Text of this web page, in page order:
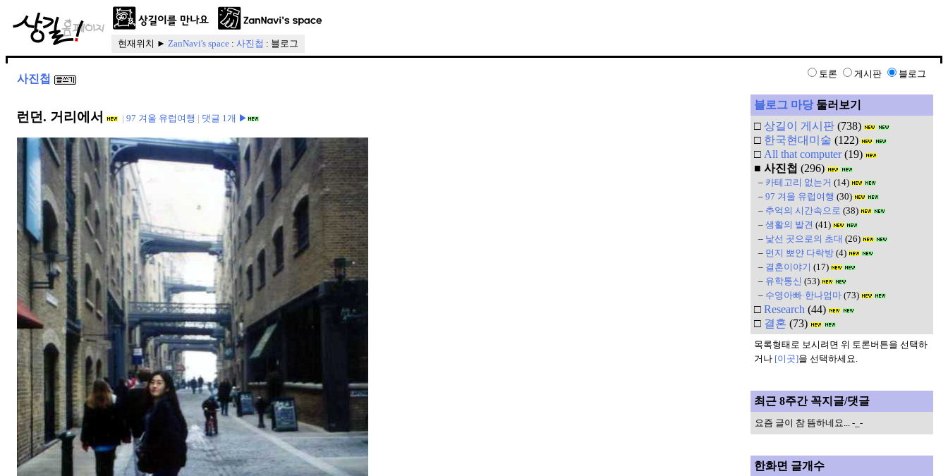
현재위치 ► ZanNavi's space : 사진첩 : 블로그
사진첩 토론 게시판 블로그
런던. 거리에서 | 97 겨울 유럽여행 | 댓글 1개 ▶
블로그 마당둘러보기
□ 상길이 게시판 (738)
□ 한국현대미술 (122)
□ All that computer(19)
■ 사진첩 (296)
– 카테고리 없는거 (14)
– 97 겨울 유럽여행 (30)
– 추억의 시간속으로 (38)
– 생활의 발견 (41)
– 낯선 곳으로의 초대 (26)
– 먼지 뽀얀 다락방 (4)
– 결혼이야기 (17)
– 유학통신 (53)
– 수영아빠·한나엄마 (73)
□ Research (44)
□ 결혼 (73)
목록형태로 보시려면 위 토론버튼을 선택하
거나 [이곳]을 선택하세요.
최근 8주간 꼭지글/댓글
요즘 글이 참 뜸하네요... -_-
한화면 글개수